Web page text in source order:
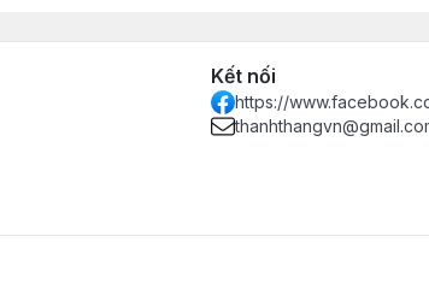
Kết nối
https://